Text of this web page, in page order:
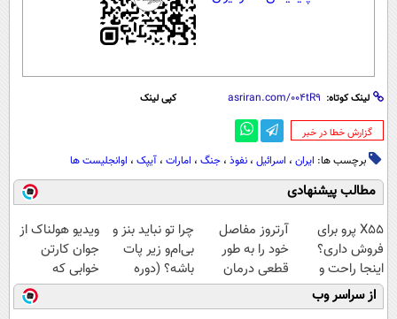
لینک کوتاه: کپی لینک
‌گزارش خطا در خبر
برچسب ها: ایران ، اسرائیل ، نفوذ ، جنگ ، امارات ، آیپک ، اوانجلیست ها
مطالب پیشنهادی
X55 پرو برای
فروش داری؟
اینجا راحت و
سریع بفروشش
آرتروز مفاصل
خود را به طور
قطعی درمان
کنید!
◗پرسش‌نامه◖
چرا تو نباید بنز و
بی‌ام‌و زیر پات
باشه؟ (دوره
رایگان درآمد
میلیاردی)
ویدیو هولناک از
جوان کارتن
خوابی که
میلیاردر شد.
آموزش رایگان
از سراسر وب